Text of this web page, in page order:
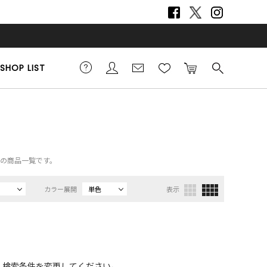
SHOP LIST
商品一覧です。
カラー展開 単色 表示